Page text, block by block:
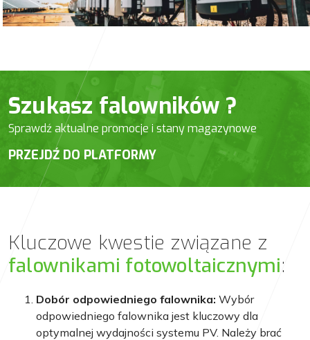
Szukasz falowników ?
Sprawdź aktualne promocje i stany magazynowe
PRZEJDŹ DO PLATFORMY
Kluczowe kwestie związane z
falownikami fotowoltaicznymi:
Dobór odpowiedniego falownika: Wybór
odpowiedniego falownika jest kluczowy dla
optymalnej wydajności systemu PV. Należy brać